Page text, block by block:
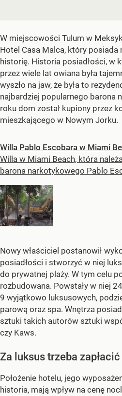
W miejscowości Tulum w
Hotel Casa Malca, który posiada
historię. Historia posiadłości, w
przez wiele lat owiana była
wyszło na jaw, że była to
najbardziej popularnego barona
roku dom został kupiony przez
mieszkającego w Nowym Jorku.
Willa Pablo Escobara w Miami
Willa w Miami Beach, która
barona narkotykowego Pablo
Nowy właściciel postanowił
posiadłości i stworzyć w niej
do prywatnej plaży. W tym celu
rozbudowana. Powstały w niej
9 wyjątkowo luksusowych,
parową oraz spa. Wnętrza
sztuki takich autorów sztuki
czy Kaws.
Za luksus trzeba zapłacić
Położenie hotelu, jego
historia, mają wpływ na cenę